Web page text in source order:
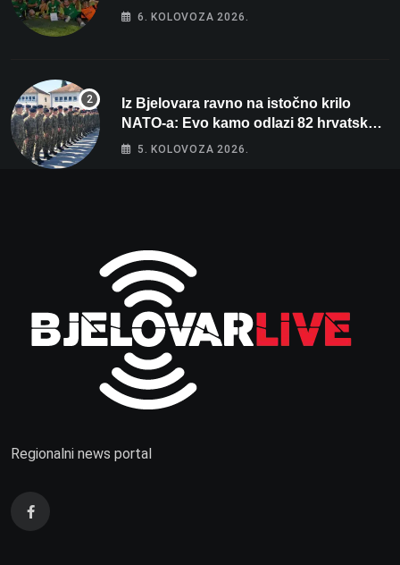
6. KOLOVOZA 2026.
Iz Bjelovara ravno na istočno krilo
NATO-a: Evo kamo odlazi 82 hrvatska
vojnika i 6 vojnikinja
5. KOLOVOZA 2026.
Regionalni news portal